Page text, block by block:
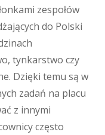
zespołów
do Polski
tynkarstwo czy
Dzięki temu są w
zadań na placu
z innymi
często